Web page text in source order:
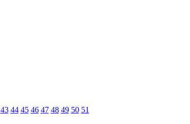
43 44 45 46 47 48 49 50 51